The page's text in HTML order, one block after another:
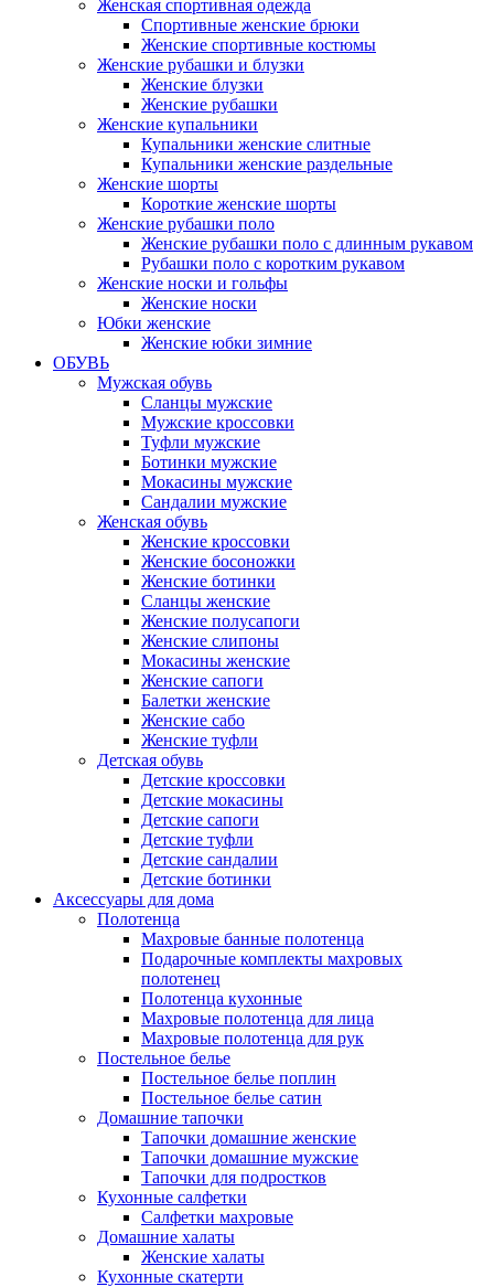
Женская спортивная одежда
Спортивные женские брюки
Женские спортивные костюмы
Женские рубашки и блузки
Женские блузки
Женские рубашки
Женские купальники
Купальники женские слитные
Купальники женские раздельные
Женские шорты
Короткие женские шорты
Женские рубашки поло
Женские рубашки поло с длинным рукавом
Рубашки поло с коротким рукавом
Женские носки и гольфы
Женские носки
Юбки женские
Женские юбки зимние
ОБУВЬ
Мужская обувь
Сланцы мужские
Мужские кроссовки
Туфли мужские
Ботинки мужские
Мокасины мужские
Сандалии мужские
Женская обувь
Женские кроссовки
Женские босоножки
Женские ботинки
Сланцы женские
Женские полусапоги
Женские слипоны
Мокасины женские
Женские сапоги
Балетки женские
Женские сабо
Женские туфли
Детская обувь
Детские кроссовки
Детские мокасины
Детские сапоги
Детские туфли
Детские сандалии
Детские ботинки
Аксессуары для дома
Полотенца
Махровые банные полотенца
Подарочные комплекты махровых
полотенец
Полотенца кухонные
Махровые полотенца для лица
Махровые полотенца для рук
Постельное белье
Постельное белье поплин
Постельное белье сатин
Домашние тапочки
Тапочки домашние женские
Тапочки домашние мужские
Тапочки для подростков
Кухонные салфетки
Салфетки махровые
Домашние халаты
Женские халаты
Кухонные скатерти